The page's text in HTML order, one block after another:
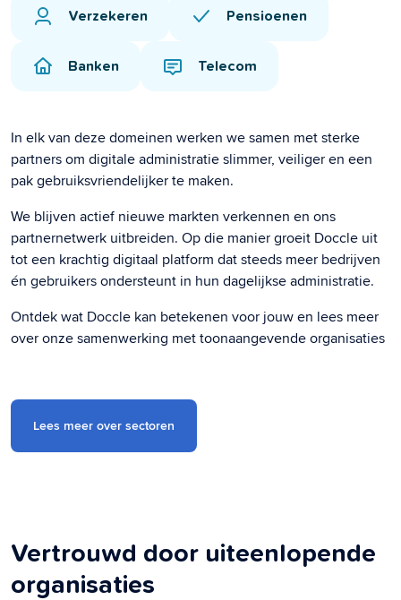
Verzekeren Pensioenen
Banken Telecom
In elk van deze domeinen werken we samen met sterke
partners om digitale administratie slimmer, veiliger en een
pak gebruiksvriendelijker te maken.
We blijven actief nieuwe markten verkennen en ons
partnernetwerk uitbreiden. Op die manier groeit Doccle uit
tot een krachtig digitaal platform dat steeds meer bedrijven
én gebruikers ondersteunt in hun dagelijkse administratie.
Ontdek wat Doccle kan betekenen voor jouw en lees meer
over onze samenwerking met toonaangevende organisaties
Lees meer over sectoren
Vertrouwd door uiteenlopende
organisaties